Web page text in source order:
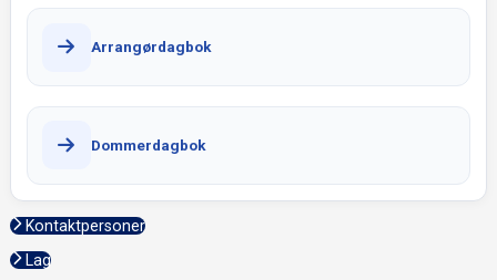
Arrangørdagbok
Dommerdagbok
Kontaktpersoner
Lag